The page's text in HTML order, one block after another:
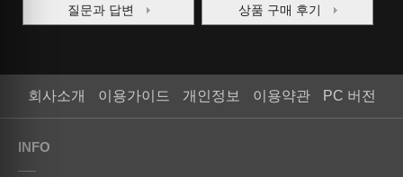
질문과 답변 상품 구매 후기
회사소개 이용가이드 개인정보 이용약관 PC 버전
INFO